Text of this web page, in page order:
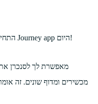
התחילו את היומן הדיגיטלי שלכם - הורידו את Journey app היום!
מכשירים ומדוף שונים. זה